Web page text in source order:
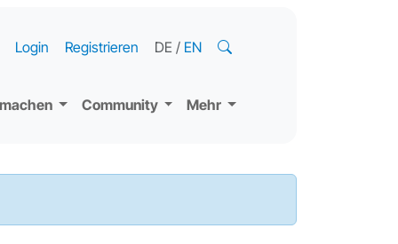
Community Mehr
Login Registrieren DE / EN